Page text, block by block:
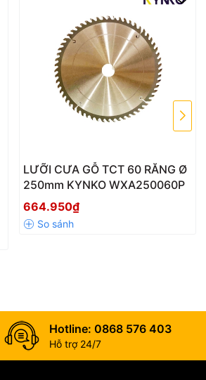
LƯỠI CƯA GỖ TCT 60 RĂNG Ø
250mm KYNKO WXA250060P
664.950₫
Hotline: 0868 576 403
Hỗ trợ 24/7